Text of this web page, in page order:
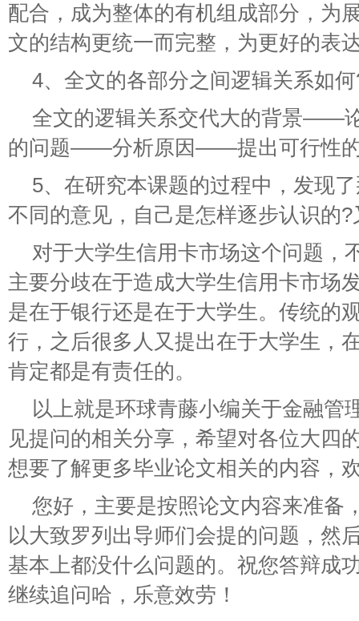
配合，成为整体的有机组成部分，为
文的结构更统一而完整，为更好的表
4、全文的各部分之间逻辑关系如
全文的逻辑关系交代大的背景——
的问题——分析原因——提出可行性
5、在研究本课题的过程中，发现
不同的意见，自己是怎样逐步认识的
对于大学生信用卡市场这个问题，
主要分歧在于造成大学生信用卡市场
是在于银行还是在于大学生。传统的
行，之后很多人又提出在于大学生，
肯定都是有责任的。
以上就是环球青藤小编关于金融管
见提问的相关分享，希望对各位大四
想要了解更多毕业论文相关的内容，
您好，主要是按照论文内容来准备
以大致罗列出导师们会提的问题，然
基本上都没什么问题的。祝您答辩成
继续追问哈，乐意效劳！